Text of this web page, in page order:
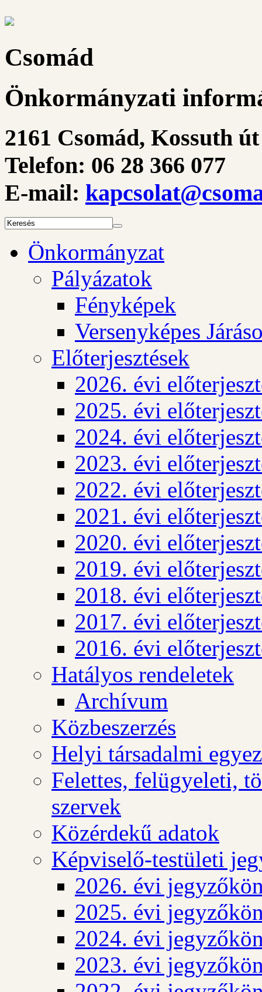
Csomád
Önkormányzati
2161 Csomád, Kossuth
Telefon: 06 28 366 077
E-mail:
Önkormányzat
Pályázatok
Fényképek
Versenyképes
Előterjesztések
2026. évi
2025. évi
2024. évi
2023. évi
2022. évi
2021. évi
2020. évi
2019. évi
2018. évi
2017. évi
2016. évi
Hatályos rendeletek
Archívum
Közbeszerzés
Helyi társadalmi
Felettes, felügyeleti,
szervek
Közérdekű adatok
Képviselő-testületi
2026. évi
2025. évi
2024. évi
2023. évi